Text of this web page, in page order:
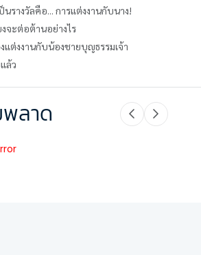
นรางวัลคือ... การแต่งงานกับนาง!
งจะต่อต้านอย่างไร
แต่งงานกับน้องชายบุญธรรมเจ้า
ล้ว
พลาด